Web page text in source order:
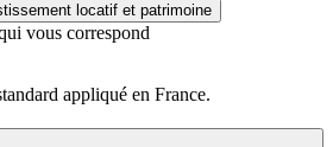
locatif et patrimoine
vous correspond
appliqué en France.